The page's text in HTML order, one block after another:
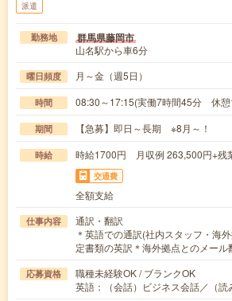
派遣
勤務地 群馬県藤岡市
山名駅から車6分
曜日頻度 月～金（週5日）
時間 08:30～17:15(実働7時間45分 休憩
期間 【急募】即日～長期 ※8月～！
時給 時給1700円 月収例 263,500円+残
交通費
全額支給
仕事内容
通訳・翻訳
＊英語での通訳(社内スタッフ・海
定書類の英訳＊海外拠点とのメー
応募資格
職種未経験OK / ブランクOK
英語：（会話）ビジネス会話／（読